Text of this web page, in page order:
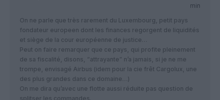
min
On ne parle que très rarement du Luxembourg, petit pays
fondateur europeen dont les finances regorgent de liquidités
et siège de la cour européenne de justice…
Peut on faire remarquer que ce pays, qui profite pleinement
de sa fiscalité, disons, “attrayante” n’a jamais, si je ne me
trompe, envisagé Airbus (idem pour la cie frêt Cargolux, une
des plus grandes dans ce domaine…)
On me dira qu’avec une flotte aussi réduite pas question de
splitser les commandes.